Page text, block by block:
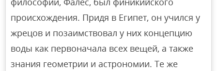
происхождения. Придя в Египет, он учился у
жрецов и позаимствовал у них концепцию
воды как первоначала всех вещей, а также
знания геометрии и астрономии. Те же